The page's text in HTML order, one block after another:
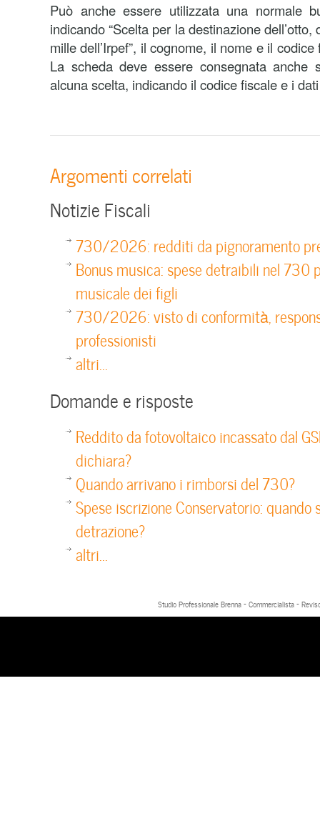
Può anche essere utilizzata una normale
indicando “Scelta per la destinazione
mille dell’Irpef”, il cognome, il nome e il
La scheda deve essere consegnata anche
alcuna scelta, indicando il codice fiscale e i
Argomenti correlati
Notizie Fiscali
730/2026: redditi da pignoramento
Bonus musica: spese detraibili nel 730
musicale dei figli
730/2026: visto di conformità,
professionisti
altri...
Domande e risposte
Reddito da fotovoltaico incassato dal
dichiara?
Quando arrivano i rimborsi del 730?
Spese iscrizione Conservatorio: quando
detrazione?
altri...
Studio Professionale Brenna - Commercialista -